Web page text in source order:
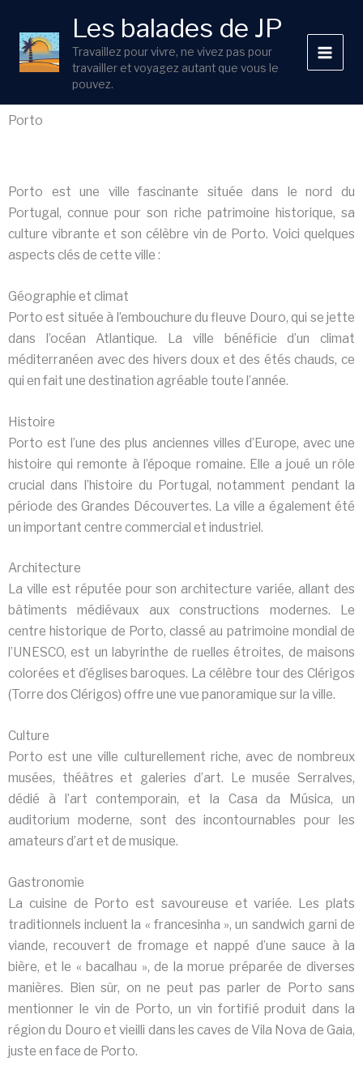
contenu
Les balades de JP
Travaillez pour vivre, ne vivez pas pour
travailler et voyagez autant que vous le
pouvez.
Porto
Porto est une ville fascinante située dans le nord du
Portugal, connue pour son riche patrimoine historique, sa
culture vibrante et son célèbre vin de Porto. Voici quelques
aspects clés de cette ville :
Géographie et climat
Porto est située à l’embouchure du fleuve Douro, qui se jette
dans l’océan Atlantique. La ville bénéficie d’un climat
méditerranéen avec des hivers doux et des étés chauds, ce
qui en fait une destination agréable toute l’année.
Histoire
Porto est l’une des plus anciennes villes d’Europe, avec une
histoire qui remonte à l’époque romaine. Elle a joué un rôle
crucial dans l’histoire du Portugal, notamment pendant la
période des Grandes Découvertes. La ville a également été
un important centre commercial et industriel.
Architecture
La ville est réputée pour son architecture variée, allant des
bâtiments médiévaux aux constructions modernes. Le
centre historique de Porto, classé au patrimoine mondial de
l’UNESCO, est un labyrinthe de ruelles étroites, de maisons
colorées et d’églises baroques. La célèbre tour des Clérigos
(Torre dos Clérigos) offre une vue panoramique sur la ville.
Culture
Porto est une ville culturellement riche, avec de nombreux
musées, théâtres et galeries d’art. Le musée Serralves,
dédié à l’art contemporain, et la Casa da Música, un
auditorium moderne, sont des incontournables pour les
amateurs d’art et de musique.
Gastronomie
La cuisine de Porto est savoureuse et variée. Les plats
traditionnels incluent la « francesinha », un sandwich garni de
viande, recouvert de fromage et nappé d’une sauce à la
bière, et le « bacalhau », de la morue préparée de diverses
manières. Bien sûr, on ne peut pas parler de Porto sans
mentionner le vin de Porto, un vin fortifié produit dans la
région du Douro et vieilli dans les caves de Vila Nova de Gaia,
juste en face de Porto.